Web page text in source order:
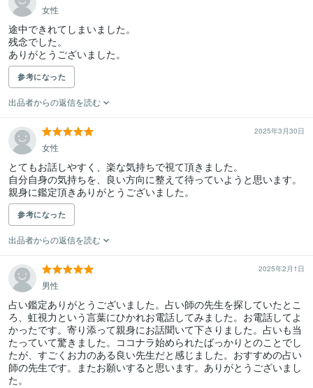
女性
途中できれてしまいました。
残念でした。
ありがとうございました。
参考になった
出品者からの返信を読む
2025年3月30日
女性
とてもお話しやすく、楽な気持ちで視て頂きました。
自分自身の気持ちを、良い方向に整えて待っていようと思います。
参考になった
出品者からの返信を読む
2025年2月1日
男性
占い鑑定ありがとうございました。占い師の先生を探していたとこ
ろ、虹視力という言葉にひかれお電話してみました。お電話してよ
かったです。寄り添って親身にお話聞いて下さりました。占いも当
たっていて驚きました。ココナラ始められたばっかりとのことでし
たが、すごくお力のある良い先生だと感じました。おすすめの占い
師の先生です。またお願いすると思います。ありがとうございまし
た。